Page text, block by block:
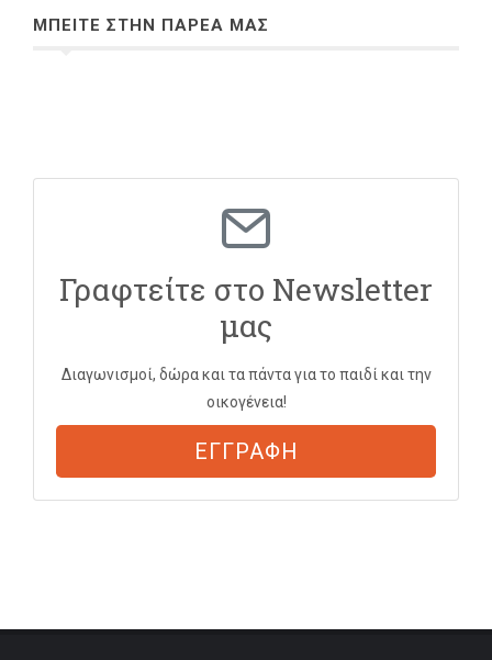
ΜΠΕΙΤΕ ΣΤΗΝ ΠΑΡΕΑ ΜΑΣ
Γραφτείτε στο Newsletter
μας
Διαγωνισμοί, δώρα και τα πάντα για το παιδί και την
οικογένεια!
ΕΓΓΡΑΦΗ